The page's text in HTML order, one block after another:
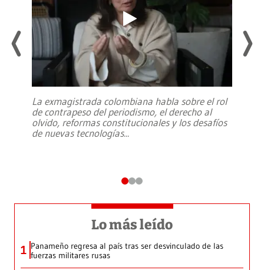
La exmagistrada colombiana habla sobre el rol
de contrapeso del periodismo, el derecho al
olvido, reformas constitucionales y los desafíos
de nuevas tecnologías...
Lo más leído
1 Panameño regresa al país tras ser desvinculado de las
fuerzas militares rusas